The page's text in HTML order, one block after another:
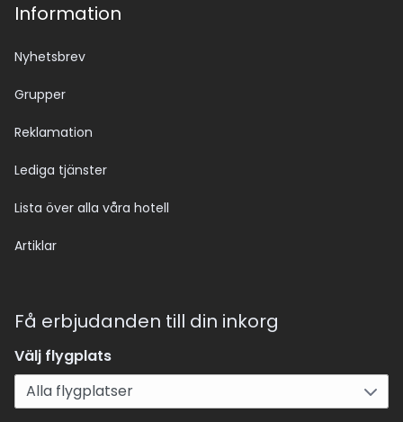
Information
Nyhetsbrev
Grupper
Reklamation
Lediga tjänster
Lista över alla våra hotell
Artiklar
Få erbjudanden till din inkorg
Välj flygplats